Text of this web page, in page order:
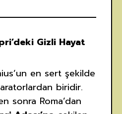
Gizli Hayat
en sert şekilde
biridir.
sonra Roma’dan